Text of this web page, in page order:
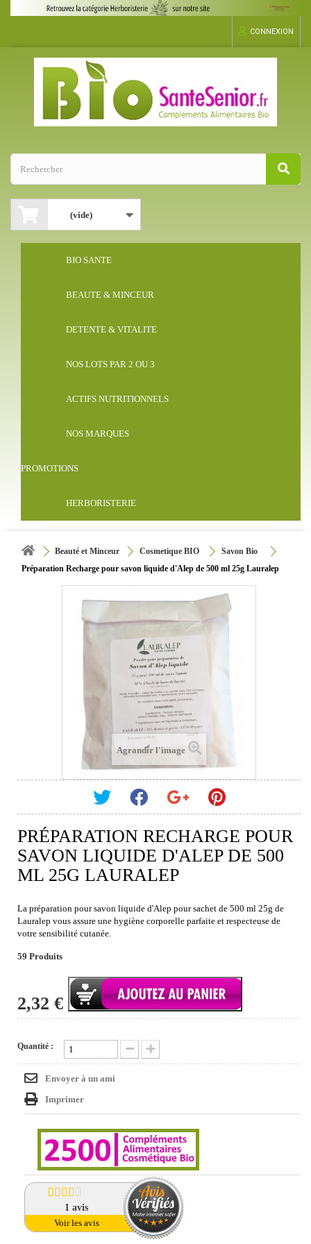
CONNEXION
(vide)
BIO SANTE
BEAUTE & MINCEUR
DETENTE & VITALITE
NOS LOTS PAR 2 OU 3
ACTIFS NUTRITIONNELS
NOS MARQUES
PROMOTIONS
HERBORISTERIE
Beauté et Minceur Cosmetique BIO
Savon Bio
Préparation Recharge pour savon liquide d'Alep de 500 ml 25g Lauralep
Agrandir l'image
PRÉPARATION RECHARGE POUR
SAVON LIQUIDE D'ALEP DE 500
ML 25G LAURALEP
La préparation pour savon liquide d'Alep pour sachet de 500 ml 25g de
Lauralep vous assure une hygiène corporelle parfaite et respecteuse de
votre sensibilité cutanée.
59 Produits
2,32 €
Quantité :
Envoyer à un ami
Imprimer
1avis
Voir les avis